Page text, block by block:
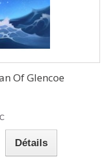
Of Glencoe
Détails